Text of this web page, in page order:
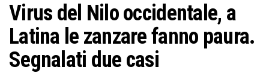
Virus del Nilo occidentale, a
Latina le zanzare fanno paura.
Segnalati due casi